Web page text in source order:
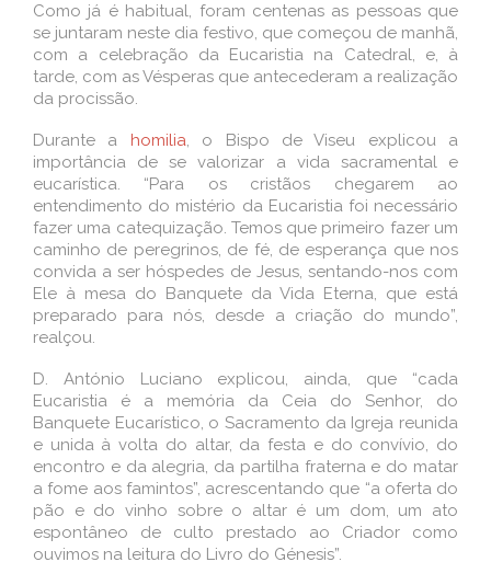
Como já é habitual, foram centenas as pessoas que
se juntaram neste dia festivo, que começou de manhã,
com a celebração da Eucaristia na Catedral, e, à
tarde, com as Vésperas que antecederam a realização
da procissão.
Durante a homilia, o Bispo de Viseu explicou a
importância de se valorizar a vida sacramental e
eucarística. “Para os cristãos chegarem ao
entendimento do mistério da Eucaristia foi necessário
fazer uma catequização. Temos que primeiro fazer um
caminho de peregrinos, de fé, de esperança que nos
convida a ser hóspedes de Jesus, sentando-nos com
Ele à mesa do Banquete da Vida Eterna, que está
preparado para nós, desde a criação do mundo”,
realçou.
D. António Luciano explicou, ainda, que “cada
Eucaristia é a memória da Ceia do Senhor, do
Banquete Eucarístico, o Sacramento da Igreja reunida
e unida à volta do altar, da festa e do convívio, do
encontro e da alegria, da partilha fraterna e do matar
a fome aos famintos”, acrescentando que “a oferta do
pão e do vinho sobre o altar é um dom, um ato
espontâneo de culto prestado ao Criador como
ouvimos na leitura do Livro do Génesis”.